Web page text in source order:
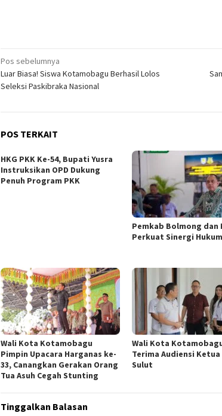
Navigasi
pos
Pos sebelumnya
Luar Biasa! Siswa Kotamobagu Berhasil Lolos
Seleksi Paskibraka Nasional
POS TERKAIT
HKG PKK Ke-54, Bupati Yusra
Instruksikan OPD Dukung
Penuh Program PKK
Pemkab Bolmong dan
Perkuat Sinergi Hukum
Wali Kota Kotamobagu
Pimpin Upacara Harganas ke-
33, Canangkan Gerakan Orang
Tua Asuh Cegah Stunting
Wali Kota
Terima Audiensi Ketua
Sulut
Tinggalkan Balasan